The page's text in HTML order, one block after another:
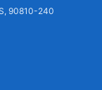
90810-240